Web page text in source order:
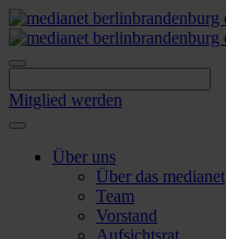
Skip
to
content
Mitglied werden
Über uns
Über das medianet
Team
Vorstand
Aufsichtsrat